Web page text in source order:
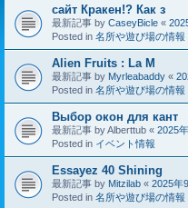
сайт Кракен!? Как з
最新記事 by CaseyBicle «
Posted in 名所や遊び場の情報
Alien Fruits : La M
最新記事 by Myrleabaddy «
Posted in 名所や遊び場の情報
Выбор окон для кант
最新記事 byAlberttub « 2025
Posted in イベント情報
Essayez 40 Shining
最新記事 by Mitzilab « 2025年
Posted in 名所や遊び場の情報